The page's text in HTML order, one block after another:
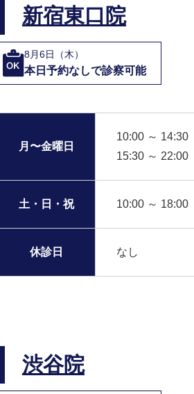
新宿東口院
8月6日（木）
本日予約なしで診察可能
月〜金曜日
10:00 ～ 14:30
15:30 ～ 22:00
土・日・祝 10:00 ～ 18:00
休診日 なし
渋谷院